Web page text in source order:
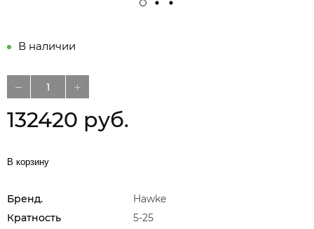
В наличии
132420 руб.
В корзину
Бренд.
Hawke
Кратность
5-25